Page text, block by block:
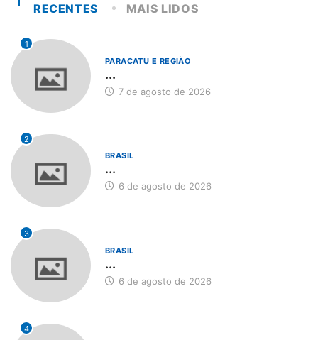
RECENTES MAIS LIDOS
1
PARACATU E REGIÃO
...
7 de agosto de 2026
2
BRASIL
...
6 de agosto de 2026
3
BRASIL
...
6 de agosto de 2026
4